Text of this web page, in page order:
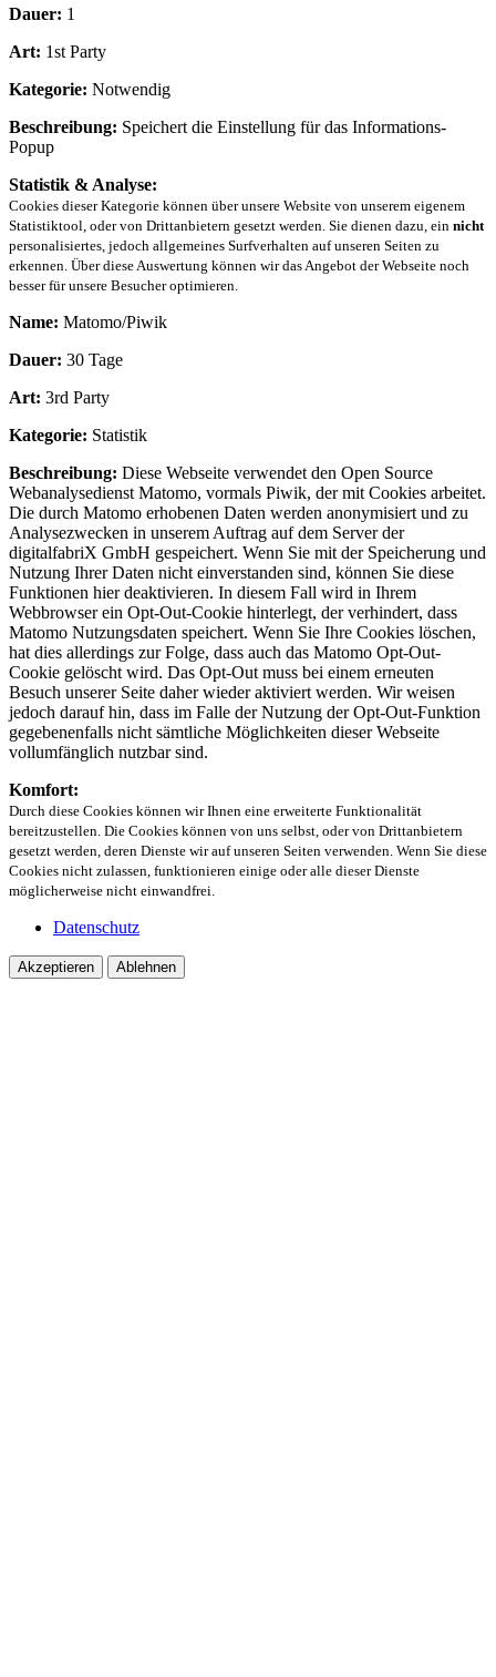
Dauer: 1
Art: 1st Party
Kategorie: Notwendig
Beschreibung: Speichert die Einstellung für das Informations-
Popup
Statistik & Analyse:
Cookies dieser Kategorie können über unsere Website von unserem eigenem
Statistiktool, oder von Drittanbietern gesetzt werden. Sie dienen dazu, ein nicht
personalisiertes, jedoch allgemeines Surfverhalten auf unseren Seiten zu
erkennen. Über diese Auswertung können wir das Angebot der Webseite noch
besser für unsere Besucher optimieren.
Name: Matomo/Piwik
Dauer: 30 Tage
Art: 3rd Party
Kategorie: Statistik
Beschreibung: Diese Webseite verwendet den Open Source
Webanalysedienst Matomo, vormals Piwik, der mit Cookies arbeitet.
Die durch Matomo erhobenen Daten werden anonymisiert und zu
Analysezwecken in unserem Auftrag auf dem Server der
digitalfabriX GmbH gespeichert. Wenn Sie mit der Speicherung und
Nutzung Ihrer Daten nicht einverstanden sind, können Sie diese
Funktionen hier deaktivieren. In diesem Fall wird in Ihrem
Webbrowser ein Opt-Out-Cookie hinterlegt, der verhindert, dass
Matomo Nutzungsdaten speichert. Wenn Sie Ihre Cookies löschen,
hat dies allerdings zur Folge, dass auch das Matomo Opt-Out-
Cookie gelöscht wird. Das Opt-Out muss bei einem erneuten
Besuch unserer Seite daher wieder aktiviert werden. Wir weisen
jedoch darauf hin, dass im Falle der Nutzung der Opt-Out-Funktion
gegebenenfalls nicht sämtliche Möglichkeiten dieser Webseite
vollumfänglich nutzbar sind.
Komfort:
Durch diese Cookies können wir Ihnen eine erweiterte Funktionalität
bereitzustellen. Die Cookies können von uns selbst, oder von Drittanbietern
gesetzt werden, deren Dienste wir auf unseren Seiten verwenden. Wenn Sie diese
Cookies nicht zulassen, funktionieren einige oder alle dieser Dienste
möglicherweise nicht einwandfrei.
Datenschutz
Akzeptieren Ablehnen